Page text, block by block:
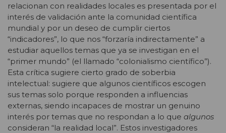
relacionan con realidades locales es presentada por el
interés de validación ante la comunidad científica
mundial y por un deseo de cumplir ciertos
“indicadores”, lo que nos “forzaría indirectamente” a
estudiar aquellos temas que ya se investigan en el
“primer mundo” (el llamado “colonialismo científico”).
Esta crítica sugiere cierto grado de soberbia
intelectual: sugiere que algunos científicos escogen
sus temas solo porque responden a influencias
externas, siendo incapaces de mostrar un genuino
interés por temas que no respondan a lo que algunos
consideran “la realidad local”. Estos investigadores